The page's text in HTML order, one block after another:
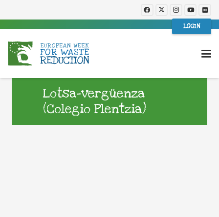
LOGIN
Lotsa-vergüenza
(Colegio Plentzia)